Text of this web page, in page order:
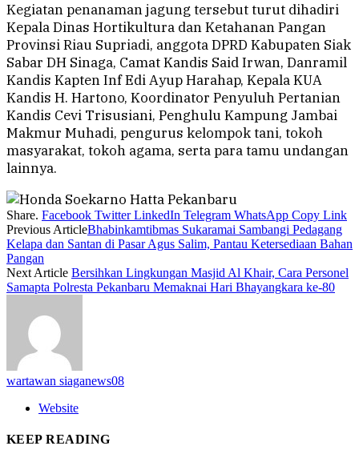
Kegiatan penanaman jagung tersebut turut dihadiri
Kepala Dinas Hortikultura dan Ketahanan Pangan
Provinsi Riau Supriadi, anggota DPRD Kabupaten Siak
Sabar DH Sinaga, Camat Kandis Said Irwan, Danramil
Kandis Kapten Inf Edi Ayup Harahap, Kepala KUA
Kandis H. Hartono, Koordinator Penyuluh Pertanian
Kandis Cevi Trisusiani, Penghulu Kampung Jambai
Makmur Muhadi, pengurus kelompok tani, tokoh
masyarakat, tokoh agama, serta para tamu undangan
lainnya.
Share. Facebook Twitter LinkedIn Telegram WhatsApp Copy Link
Previous ArticleBhabinkamtibmas Sukaramai Sambangi Pedagang
Kelapa dan Santan di Pasar Agus Salim, Pantau Ketersediaan Bahan
Pangan
Next Article Bersihkan Lingkungan Masjid Al Khair, Cara Personel
Samapta Polresta Pekanbaru Memaknai Hari Bhayangkara ke-80
wartawan siaganews08
Website
KEEP READING